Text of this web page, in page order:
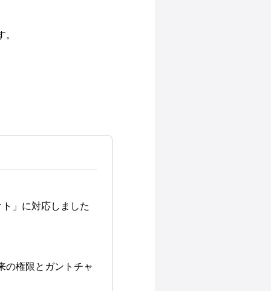
」に対応しました
の権限とガントチャ